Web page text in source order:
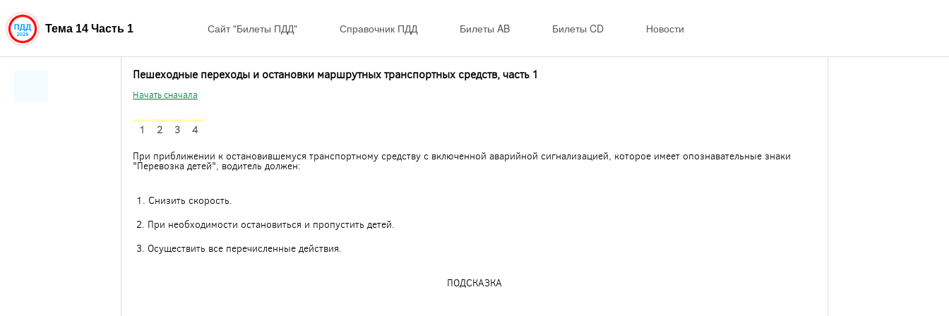
Тема 14 Часть 1 Сайт "Билеты ПДД" Справочник ПДД Билеты AB Билеты CD Новости
Пешеходные переходы и остановки маршрутных транспортных средств, часть 1
Начать сначала
1 2 3
4
При приближении к остановившемуся транспортному средству с включенной аварийной сигнализацией, которое имеет опознавательные знаки
"Перевозка детей", водитель должен:
1. Снизить скорость.
2. При необходимости остановиться и пропустить детей.
3. Осуществить все перечисленные действия.
ПОДСКАЗКА